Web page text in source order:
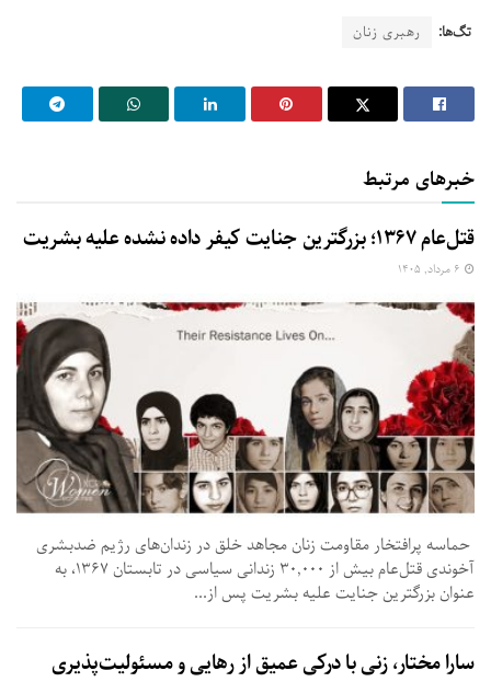
تگ‌ها: رهبری زنان
خبرهای مرتبط
قتل‌عام ۱۳۶۷؛ بزرگترین جنایت کیفر داده نشده علیه بشریت
حماسه پرافتخار مقاومت زنان مجاهد خلق در زندان‌های رژیم ضدبشری
آخوندی قتل‌عام بیش از ۳۰,۰۰۰ زندانی سیاسی در تابستان ۱۳۶۷، به
عنوان بزرگترین جنایت علیه بشریت پس از...
سارا مختار، زنی با درکی عمیق از رهایی و مسئولیت‌پذیری